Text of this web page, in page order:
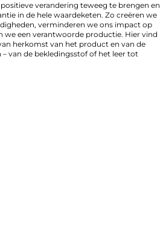
verandering teweeg te brengen en
in de hele waardeketen. Zo creëren we
verminderen we ons impact op
we een verantwoorde productie. Hier vind
herkomst van het product en van de
van de bekledingsstof of het leer tot